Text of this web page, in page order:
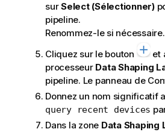
surSelect (Sélectionner)
pipeline.
Renommez-le si nécessaire.
Cliquez sur le bouton
et
processeur Data Shaping
pipeline. Le panneau de
Donnez un nom significatif
query recent devices
Dans la zone Data Shaping